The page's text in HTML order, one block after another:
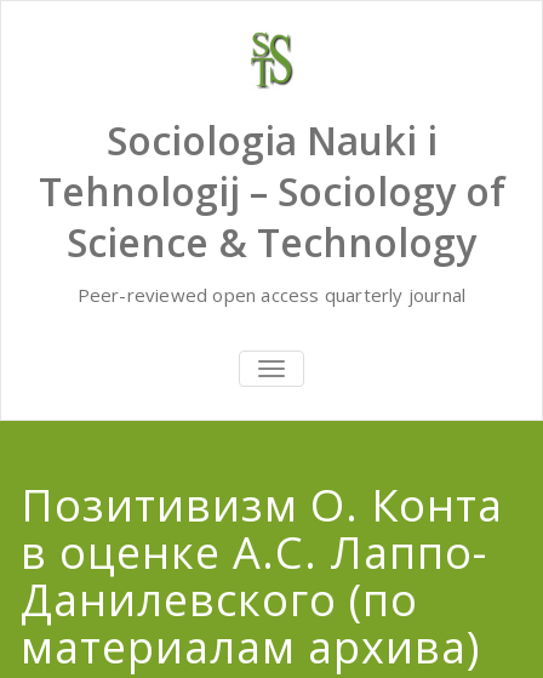
Sociologia Nauki i
Tehnologij – Sociology of
Science & Technology
Peer-reviewed open access quarterly journal
TOGGLE
NAVIGATION
Позитивизм О. Конта
в оценке А.С. Лаппо-
Данилевского (по
материалам архива)